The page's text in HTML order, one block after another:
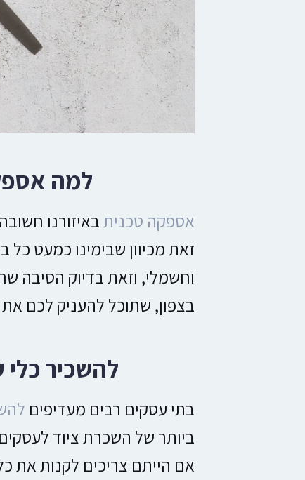
למה
אספקה טכניתבאיזורנו
זאת מכיוון שבימינו כמעט כל
וחשמלי, וזאת בדיוק הסיבה
בצפון, שתוכל להעניק לכם
להשכיר
בתי עסקים רבים מעדיפים
ביותר של השכרת ציוד
אם הייתם צריכים לקנות את